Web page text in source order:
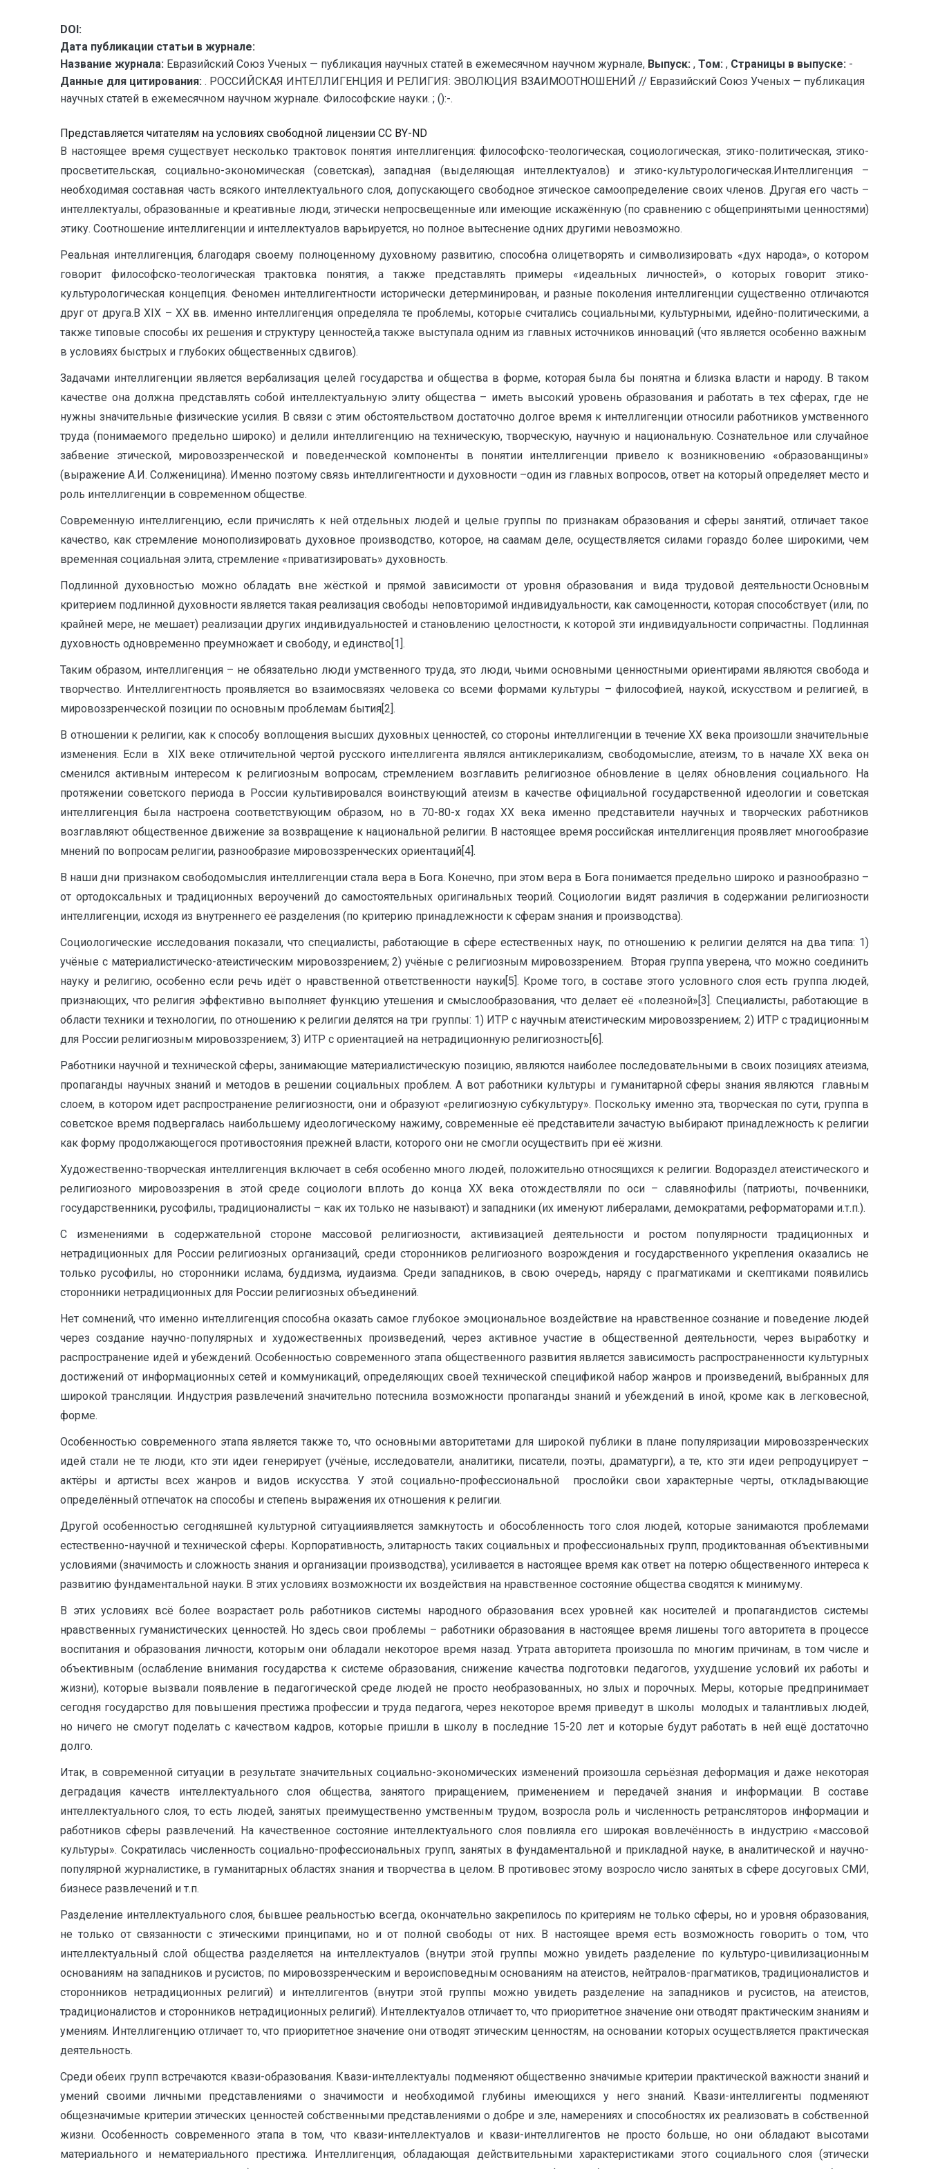
DOI:
Дата публикации статьи в журнале:
Название журнала: Евразийский Союз Ученых — публикация научных статей в ежемесячном научном журнале, Выпуск: , Том: , Страницы в выпуске: -
Данные для цитирования: . РОССИЙСКАЯ ИНТЕЛЛИГЕНЦИЯ И РЕЛИГИЯ: ЭВОЛЮЦИЯ ВЗАИМООТНОШЕНИЙ // Евразийский Союз Ученых — публикация
научных статей в ежемесячном научном журнале. Философские науки. ; ():-.
Представляется читателям на условиях свободной лицензии CC BY-ND
В настоящее время существует несколько трактовок понятия интеллигенция: философско-теологическая, социологическая, этико-политическая, этико-
просветительская, социально-экономическая (советская), западная (выделяющая интеллектуалов) и этико-культурологическая.Интеллигенция –
необходимая составная часть всякого интеллектуального слоя, допускающего свободное этическое самоопределение своих членов. Другая его часть –
интеллектуалы, образованные и креативные люди, этически непросвещенные или имеющие искажённую (по сравнению с общепринятыми ценностями)
этику. Соотношение интеллигенции и интеллектуалов варьируется, но полное вытеснение одних другими невозможно.
Реальная интеллигенция, благодаря своему полноценному духовному развитию, способна олицетворять и символизировать «дух народа», о котором
говорит философско-теологическая трактовка понятия, а также представлять примеры «идеальных личностей», о которых говорит этико-
культурологическая концепция. Феномен интеллигентности исторически детерминирован, и разные поколения интеллигенции существенно отличаются
друг от друга.В XIX – XX вв. именно интеллигенция определяла те проблемы, которые считались социальными, культурными, идейно-политическими, а
также типовые способы их решения и структуру ценностей,а также выступала одним из главных источников инноваций (что является особенно важным
в условиях быстрых и глубоких общественных сдвигов).
Задачами интеллигенции является вербализация целей государства и общества в форме, которая была бы понятна и близка власти и народу. В таком
качестве она должна представлять собой интеллектуальную элиту общества – иметь высокий уровень образования и работать в тех сферах, где не
нужны значительные физические усилия. В связи с этим обстоятельством достаточно долгое время к интеллигенции относили работников умственного
труда (понимаемого предельно широко) и делили интеллигенцию на техническую, творческую, научную и национальную. Сознательное или случайное
забвение этической, мировоззренческой и поведенческой компоненты в понятии интеллигенции привело к возникновению «образованщины»
(выражение А.И. Солженицина). Именно поэтому связь интеллигентности и духовности –один из главных вопросов, ответ на который определяет место и
роль интеллигенции в современном обществе.
Современную интеллигенцию, если причислять к ней отдельных людей и целые группы по признакам образования и сферы занятий, отличает такое
качество, как стремление монополизировать духовное производство, которое, на саамам деле, осуществляется силами гораздо более широкими, чем
временная социальная элита, стремление «приватизировать» духовность.
Подлинной духовностью можно обладать вне жёсткой и прямой зависимости от уровня образования и вида трудовой деятельности.Основным
критерием подлинной духовности является такая реализация свободы неповторимой индивидуальности, как самоценности, которая способствует (или, по
крайней мере, не мешает) реализации других индивидуальностей и становлению целостности, к которой эти индивидуальности сопричастны. Подлинная
духовность одновременно преумножает и свободу, и единство[1].
Таким образом, интеллигенция – не обязательно люди умственного труда, это люди, чьими основными ценностными ориентирами являются свобода и
творчество. Интеллигентность проявляется во взаимосвязях человека со всеми формами культуры – философией, наукой, искусством и религией, в
мировоззренческой позиции по основным проблемам бытия[2].
В отношении к религии, как к способу воплощения высших духовных ценностей, со стороны интеллигенции в течение ХХ века произошли значительные
изменения. Если в XIX веке отличительной чертой русского интеллигента являлся антиклерикализм, свободомыслие, атеизм, то в начале ХХ века он
сменился активным интересом к религиозным вопросам, стремлением возглавить религиозное обновление в целях обновления социального. На
протяжении советского периода в России культивировался воинствующий атеизм в качестве официальной государственной идеологии и советская
интеллигенция была настроена соответствующим образом, но в 70-80-х годах ХХ века именно представители научных и творческих работников
возглавляют общественное движение за возвращение к национальной религии. В настоящее время российская интеллигенция проявляет многообразие
мнений по вопросам религии, разнообразие мировоззренческих ориентаций[4].
В наши дни признаком свободомыслия интеллигенции стала вера в Бога. Конечно, при этом вера в Бога понимается предельно широко и разнообразно –
от ортодоксальных и традиционных вероучений до самостоятельных оригинальных теорий. Социологии видят различия в содержании религиозности
интеллигенции, исходя из внутреннего её разделения (по критерию принадлежности к сферам знания и производства).
Социологические исследования показали, что специалисты, работающие в сфере естественных наук, по отношению к религии делятся на два типа: 1)
учёные с материалистическо-атеистическим мировоззрением; 2) учёные с религиозным мировоззрением. Вторая группа уверена, что можно соединить
науку и религию, особенно если речь идёт о нравственной ответственности науки[5]. Кроме того, в составе этого условного слоя есть группа людей,
признающих, что религия эффективно выполняет функцию утешения и смыслообразования, что делает её «полезной»[3]. Специалисты, работающие в
области техники и технологии, по отношению к религии делятся на три группы: 1) ИТР с научным атеистическим мировоззрением; 2) ИТР с традиционным
для России религиозным мировоззрением; 3) ИТР с ориентацией на нетрадиционную религиозность[6].
Работники научной и технической сферы, занимающие материалистическую позицию, являются наиболее последовательными в своих позициях атеизма,
пропаганды научных знаний и методов в решении социальных проблем. А вот работники культуры и гуманитарной сферы знания являются главным
слоем, в котором идет распространение религиозности, они и образуют «религиозную субкультуру». Поскольку именно эта, творческая по сути, группа в
советское время подвергалась наибольшему идеологическому нажиму, современные её представители зачастую выбирают принадлежность к религии
как форму продолжающегося противостояния прежней власти, которого они не смогли осуществить при её жизни.
Художественно-творческая интеллигенция включает в себя особенно много людей, положительно относящихся к религии. Водораздел атеистического и
религиозного мировоззрения в этой среде социологи вплоть до конца ХХ века отождествляли по оси – славянофилы (патриоты, почвенники,
государственники, русофилы, традиционалисты – как их только не называют) и западники (их именуют либералами, демократами, реформаторами и.т.п.).
С изменениями в содержательной стороне массовой религиозности, активизацией деятельности и ростом популярности традиционных и
нетрадиционных для России религиозных организаций, среди сторонников религиозного возрождения и государственного укрепления оказались не
только русофилы, но сторонники ислама, буддизма, иудаизма. Среди западников, в свою очередь, наряду с прагматиками и скептиками появились
сторонники нетрадиционных для России религиозных объединений.
Нет сомнений, что именно интеллигенция способна оказать самое глубокое эмоциональное воздействие на нравственное сознание и поведение людей
через создание научно-популярных и художественных произведений, через активное участие в общественной деятельности, через выработку и
распространение идей и убеждений. Особенностью современного этапа общественного развития является зависимость распространенности культурных
достижений от информационных сетей и коммуникаций, определяющих своей технической спецификой набор жанров и произведений, выбранных для
широкой трансляции. Индустрия развлечений значительно потеснила возможности пропаганды знаний и убеждений в иной, кроме как в легковесной,
форме.
Особенностью современного этапа является также то, что основными авторитетами для широкой публики в плане популяризации мировоззренческих
идей стали не те люди, кто эти идеи генерирует (учёные, исследователи, аналитики, писатели, поэты, драматурги), а те, кто эти идеи репродуцирует –
актёры и артисты всех жанров и видов искусства. У этой социально-профессиональной прослойки свои характерные черты, откладывающие
определённый отпечаток на способы и степень выражения их отношения к религии.
Другой особенностью сегодняшней культурной ситуацииявляется замкнутость и обособленность того слоя людей, которые занимаются проблемами
естественно-научной и технической сферы. Корпоративность, элитарность таких социальных и профессиональных групп, продиктованная объективными
условиями (значимость и сложность знания и организации производства), усиливается в настоящее время как ответ на потерю общественного интереса к
развитию фундаментальной науки. В этих условиях возможности их воздействия на нравственное состояние общества сводятся к минимуму.
В этих условиях всё более возрастает роль работников системы народного образования всех уровней как носителей и пропагандистов системы
нравственных гуманистических ценностей. Но здесь свои проблемы – работники образования в настоящее время лишены того авторитета в процессе
воспитания и образования личности, которым они обладали некоторое время назад. Утрата авторитета произошла по многим причинам, в том числе и
объективным (ослабление внимания государства к системе образования, снижение качества подготовки педагогов, ухудшение условий их работы и
жизни), которые вызвали появление в педагогической среде людей не просто необразованных, но злых и порочных. Меры, которые предпринимает
сегодня государство для повышения престижа профессии и труда педагога, через некоторое время приведут в школы молодых и талантливых людей,
но ничего не смогут поделать с качеством кадров, которые пришли в школу в последние 15-20 лет и которые будут работать в ней ещё достаточно
долго.
Итак, в современной ситуации в результате значительных социально-экономических изменений произошла серьёзная деформация и даже некоторая
деградация качеств интеллектуального слоя общества, занятого приращением, применением и передачей знания и информации. В составе
интеллектуального слоя, то есть людей, занятых преимущественно умственным трудом, возросла роль и численность ретрансляторов информации и
работников сферы развлечений. На качественное состояние интеллектуального слоя повлияла его широкая вовлечённость в индустрию «массовой
культуры». Сократилась численность социально-профессиональных групп, занятых в фундаментальной и прикладной науке, в аналитической и научно-
популярной журналистике, в гуманитарных областях знания и творчества в целом. В противовес этому возросло число занятых в сфере досуговых СМИ,
бизнесе развлечений и т.п.
Разделение интеллектуального слоя, бывшее реальностью всегда, окончательно закрепилось по критериям не только сферы, но и уровня образования,
не только от связанности с этическими принципами, но и от полной свободы от них. В настоящее время есть возможность говорить о том, что
интеллектуальный слой общества разделяется на интеллектуалов (внутри этой группы можно увидеть разделение по культуро-цивилизационным
основаниям на западников и русистов; по мировоззренческим и вероисповедным основаниям на атеистов, нейтралов-прагматиков, традиционалистов и
сторонников нетрадиционных религий) и интеллигентов (внутри этой группы можно увидеть разделение на западников и русистов, на атеистов,
традиционалистов и сторонников нетрадиционных религий). Интеллектуалов отличает то, что приоритетное значение они отводят практическим знаниям и
умениям. Интеллигенцию отличает то, что приоритетное значение они отводят этическим ценностям, на основании которых осуществляется практическая
деятельность.
Среди обеих групп встречаются квази-образования. Квази-интеллектуалы подменяют общественно значимые критерии практической важности знаний и
умений своими личными представлениями о значимости и необходимой глубины имеющихся у него знаний. Квази-интеллигенты подменяют
общезначимые критерии этических ценностей собственными представлениями о добре и зле, намерениях и способностях их реализовать в собственной
жизни. Особенность современного этапа в том, что квази-интеллектуалов и квази-интеллигентов не просто больше, но они обладают высотами
материального и нематериального престижа. Интеллигенция, обладающая действительными характеристиками этого социального слоя (этически